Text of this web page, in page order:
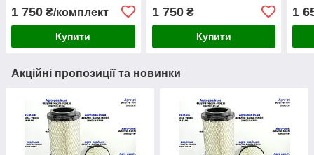
1 750 ₴/комплект
Купити
1 750₴
Купити
1
Акційні пропозиції та новинки